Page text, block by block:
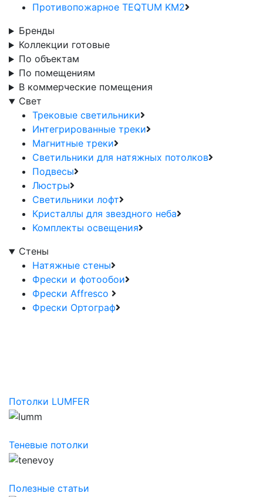
Противопожарное TEQTUM KM2
Бренды
Коллекции готовые
По объектам
По помещениям
В коммерческие помещения
Свет
Трековые светильники
Интегрированные треки
Магнитные треки
Светильники для натяжных потолков
Подвесы
Люстры
Светильники лофт
Кристаллы для звездного неба
Комплекты освещения
Стены
Натяжные стены
Фрески и фотообои
Фрески Affresco
Фрески Ортограф
Потолки LUMFER
Теневые потолки
Полезные статьи